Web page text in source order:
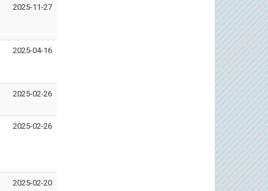
2025-11-27
2025-04-16
2025-02-26
2025-02-26
2025-02-20